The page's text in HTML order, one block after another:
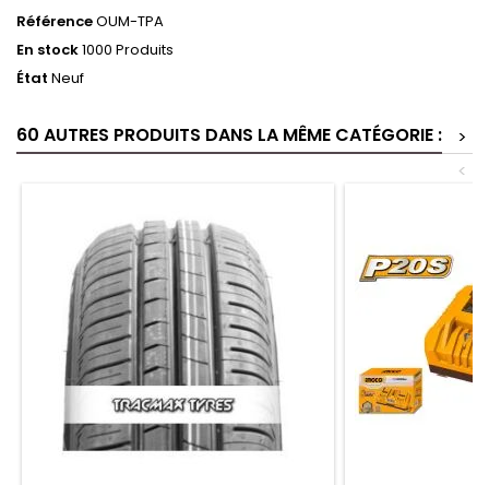
RéférenceOUM-TPA
En stock1000 Produits
État Neuf
60 AUTRES PRODUITS DANS LA MÊME CATÉGORIE :
>
<